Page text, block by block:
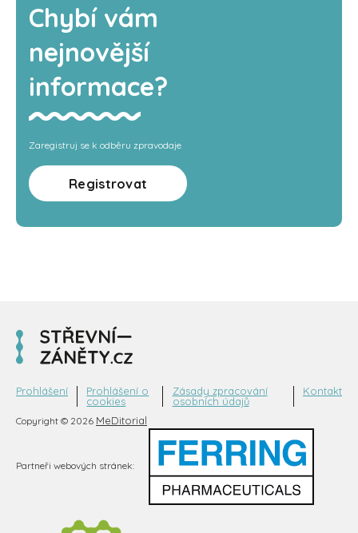
Chybí vám
nejnovější
informace?
Zaregistruj se k odběru zpravodaje
Registrovat
Copyright © 2026 MeDitorial
Prohlášení
Prohlášení o
cookies
Zásady zpracování
osobních údajů
Kontakt
Partneři webových stránek: